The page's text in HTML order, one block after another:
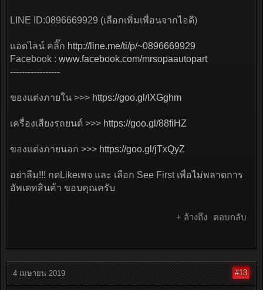
LINE ID:0896669929 (เลือกเพิ่มเพื่อนจากไอดี)
แอดไลน์ คลิ๊ก http://line.me/ti/p/~0896669929
Facebook : www.facebook.com/mrsopaautopart
-----------------
ของแต่งภายใน >>> https://goo.gl/IXGghm
เครื่องเสียงรถยนต์ >>> https://goo.gl/88fiHZ
ของแต่งภายนอก >>> https://goo.gl/jTxQyZ
อย่าลืม!!! กดLikeเพจ และ เลือก See First เพื่อไม่พลาดการ
อัพเดทสินค้า ขอบคุณครับ
+ อ้างถึง ตอบกลับ
4 เมษายน 2019 #13